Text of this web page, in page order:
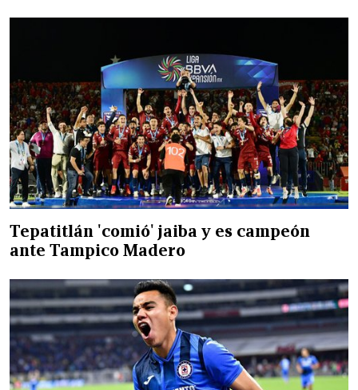
Tepatitlán 'comió' jaiba y es campeón
ante Tampico Madero